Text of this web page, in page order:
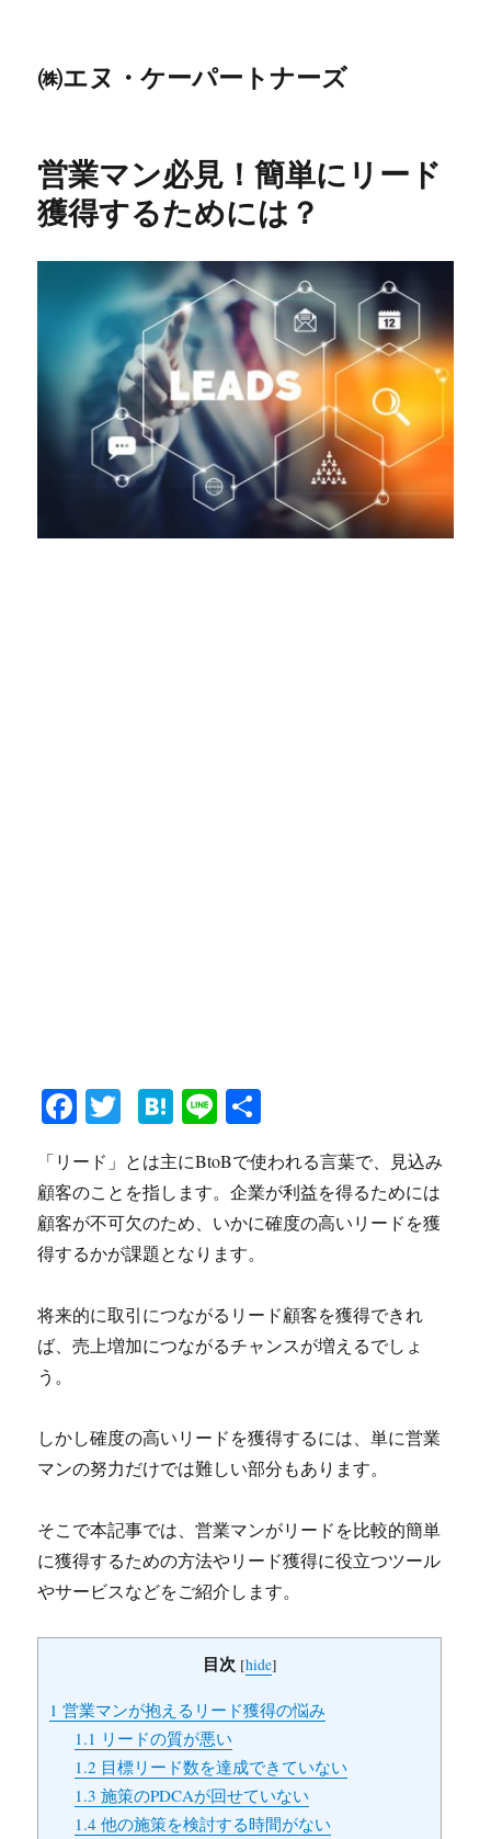
㈱エヌ・ケーパートナーズ
営業マン必見！簡単にリード
獲得するためには？
Fa
bo
ok
T
tte
r
H
en
a
Li
有
「リード」とは主にBtoBで使われる言葉で、見込み
顧客のことを指します。企業が利益を得るためには
顧客が不可欠のため、いかに確度の高いリードを獲
得するかが課題となります。
将来的に取引につながるリード顧客を獲得できれ
ば、売上増加につながるチャンスが増えるでしょ
う。
しかし確度の高いリードを獲得するには、単に営業
マンの努力だけでは難しい部分もあります。
そこで本記事では、営業マンがリードを比較的簡単
に獲得するための方法やリード獲得に役立つツール
やサービスなどをご紹介します。
目次 [hide]
1 営業マンが抱えるリード獲得の悩み
1.1 リードの質が悪い
1.2 目標リード数を達成できていない
1.3 施策のPDCAが回せていない
1.4 他の施策を検討する時間がない